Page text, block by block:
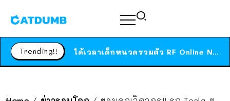
Trending!! ได้เวลาเด็กหนวดรวมตัว RF Online Next เปิดให้เล่นแล้ว เกม Sci-Fi MMORPG ระดับตำนาน เล่นได้ทั้งมือถือและ PC